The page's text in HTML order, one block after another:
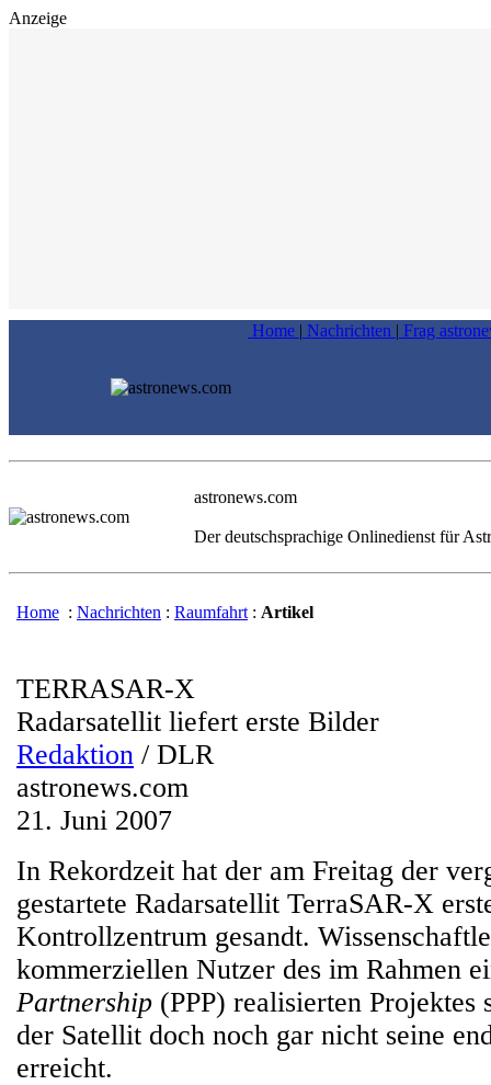
Anzeige
Home | Nachrichten | Frag
astronews.com
Der deutschsprachige Onlinedienst für
Home : Nachrichten : Raumfahrt : Artikel
TERRASAR-X
Radarsatellit liefert erste Bilder
Redaktion / DLR
astronews.com
21. Juni 2007
In Rekordzeit hat der am Freitag der
gestartete Radarsatellit TerraSAR-X
Kontrollzentrum gesandt.
kommerziellen Nutzer des im Rahmen
Partnership (PPP) realisierten Projektes
der Satellit doch noch gar nicht seine
erreicht.